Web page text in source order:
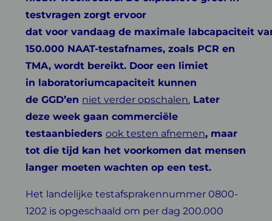
testvragen zorgt ervoor
dat voor vandaag de maximale labcapaciteit
150.000 NAAT-testafnames, zoals PCR en
TMA, wordt bereikt. Door een limiet
in laboratoriumcapaciteit kunnen
de GGD’en niet verder opschalen. Later
deze week gaan commerciële
testaanbieders ook testen afnemen, maar
tot die tijd kan het voorkomen dat mensen
langer moeten wachten op een test.
Het landelijke testafsprakennummer 0800-
1202 is opgeschaald om per dag 200.000